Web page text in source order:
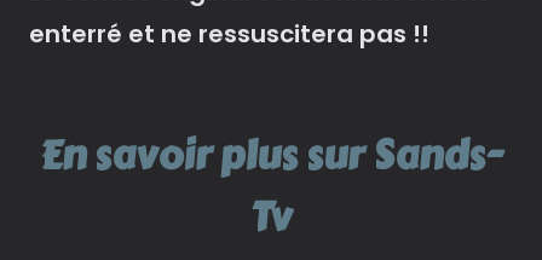
enterré et ne ressuscitera pas !!
En savoir plus sur Sands-
Tv